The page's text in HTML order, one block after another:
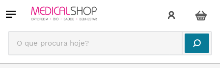
O que procura hoje?